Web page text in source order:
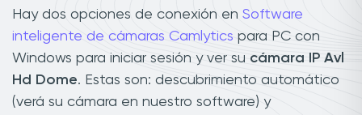
Hay dos opciones de conexión en Software
inteligente de cámaras Camlytics para PC con
Windows para iniciar sesión y ver su cámara IP Avl
Hd Dome. Estas son: descubrimiento automático
(verá su cámara en nuestro software) y